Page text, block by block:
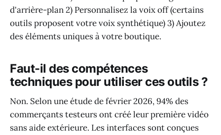
d'arrière-plan 2) Personnalisez la voix off (certains
outils proposent votre voix synthétique) 3) Ajoutez
des éléments uniques à votre boutique.
Faut-il des compétences
techniques pour utiliser ces outils ?
Non. Selon une étude de février 2026, 94% des
commerçants testeurs ont créé leur première vidéo
sans aide extérieure. Les interfaces sont conçues